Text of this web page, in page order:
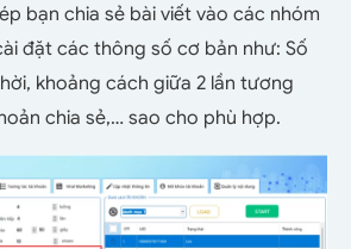
bạn chia sẻ bài viết vào các nhóm
đặt các thông số cơ bản như: Số
khoảng cách giữa 2 lần tương
chia sẻ,… sao cho phù hợp.